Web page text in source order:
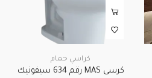
كراسي حمام
كرسى MAS رقم 634 سيفونيك